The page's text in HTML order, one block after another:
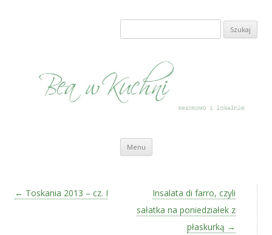
Szukaj:
Menu Przeskocz do treści
Zobacz wpisy
← Toskania 2013 – cz. I
Insalata di farro, czyli
sałatka na poniedziałek z
płaskurką →